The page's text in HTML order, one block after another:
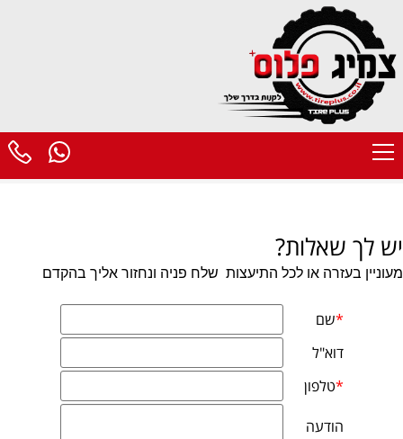
יש לך שאלות?
מעוניין בעזרה או לכל התיעצות שלח פניה ונחזור אליך בהקדם